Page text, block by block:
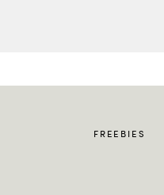
FREEBIES